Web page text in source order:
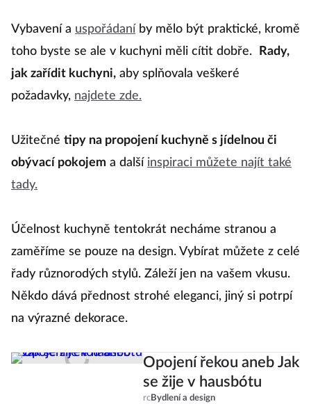
Vybavení a uspořádaní by mělo být praktické, kromě
toho byste se ale v kuchyni měli cítit dobře.
Rady,
jak zařídit kuchyni, aby splňovala veškeré
požadavky, najdete zde.
Užitečné tipy na propojení kuchyně s jídelnou či
obývací pokojem a další inspiraci můžete najít také
tady.
Účelnost kuchyně tentokrát necháme stranou a
zaměříme se pouze na design. Vybírat můžete z celé
řady různorodých stylů. Záleží jen na vašem vkusu.
Někdo dává přednost strohé eleganci, jiný si potrpí
na výrazné dekorace.
Opojení řekou aneb Jak
se žije v hausbótu
rcBydlení a design